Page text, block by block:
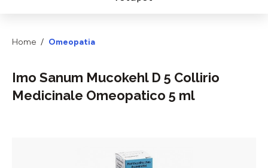
Home Omeopatia
Imo Sanum Mucokehl D 5 Collirio
Medicinale Omeopatico 5 ml